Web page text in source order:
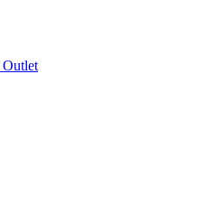
Outlet